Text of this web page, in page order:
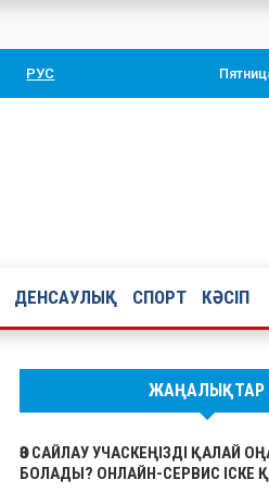
РУС
ДЕНСАУЛЫҚ СПОРТ КӘСІП
ЖАҢАЛЫҚТАР
ӨЗ САЙЛАУ УЧАСКЕҢІЗДІ ҚАЛАЙ
БОЛАДЫ? ОНЛАЙН-СЕРВИС ІСКЕ